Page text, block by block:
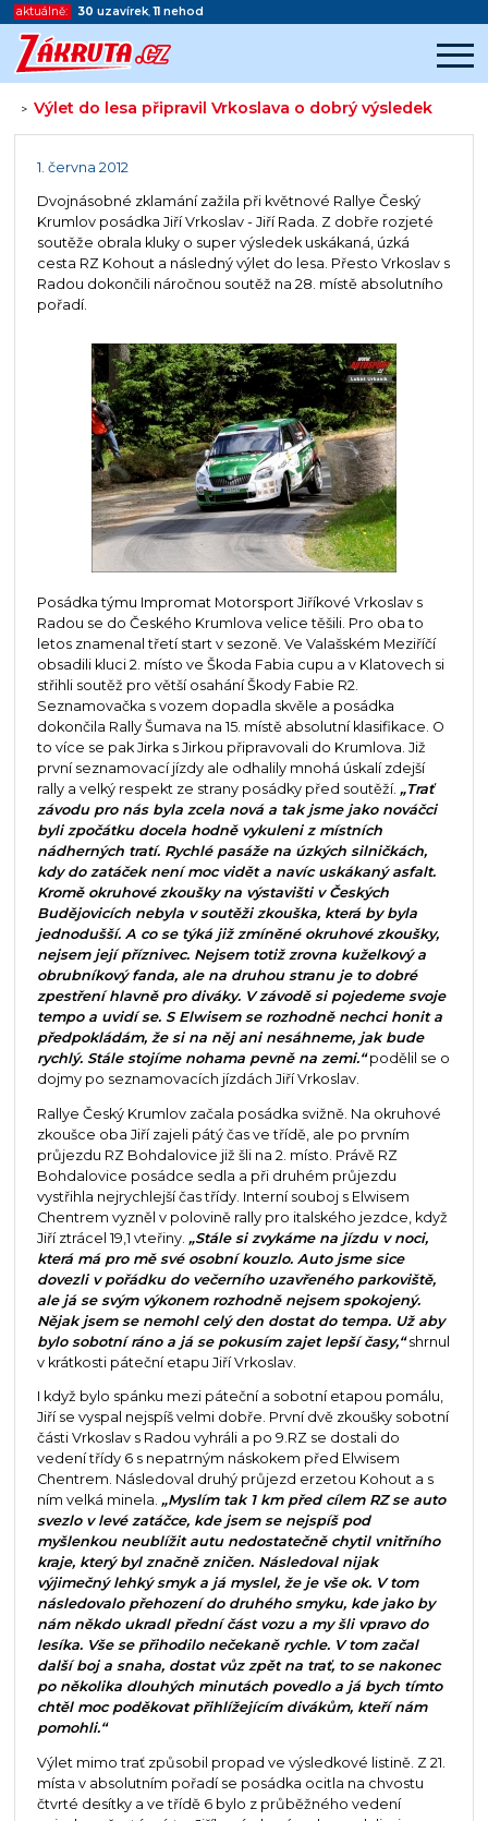
aktuálně: 30 uzavírek,11 nehod
> Výlet do lesa připravil Vrkoslava o dobrý výsledek
Začátek reklamy
1. června 2012
Dvojnásobné zklamání zažila při květnové Rallye Český
Krumlov posádka Jiří Vrkoslav - Jiří Rada. Z dobře rozjeté
soutěže obrala kluky o super výsledek uskákaná, úzká
cesta RZ Kohout a následný výlet do lesa. Přesto Vrkoslav s
Radou dokončili náročnou soutěž na 28. místě absolutního
pořadí.
Posádka týmu Impromat Motorsport Jiříkové Vrkoslav s
Radou se do Českého Krumlova velice těšili. Pro oba to
letos znamenal třetí start v sezoně. Ve Valašském Meziříčí
obsadili kluci 2. místo ve Škoda Fabia cupu a v Klatovech si
střihli soutěž pro větší osahání Škody Fabie R2.
Seznamovačka s vozem dopadla skvěle a posádka
dokončila Rally Šumava na 15. místě absolutní klasifikace. O
to více se pak Jirka s Jirkou připravovali do Krumlova. Již
první seznamovací jízdy ale odhalily mnohá úskalí zdejší
rally a velký respekt ze strany posádky před soutěží. „Trať
závodu pro nás byla zcela nová a tak jsme jako nováčci
byli zpočátku docela hodně vykuleni z místních
nádherných tratí. Rychlé pasáže na úzkých silničkách,
kdy do zatáček není moc vidět a navíc uskákaný asfalt.
Kromě okruhové zkoušky na výstavišti v Českých
Budějovicích nebyla v soutěži zkouška, která by byla
jednodušší. A co se týká již zmíněné okruhové zkoušky,
nejsem její příznivec. Nejsem totiž zrovna kuželkový a
obrubníkový fanda, ale na druhou stranu je to dobré
zpestření hlavně pro diváky. V závodě si pojedeme svoje
tempo a uvidí se. S Elwisem se rozhodně nechci honit a
předpokládám, že si na něj ani nesáhneme, jak bude
rychlý. Stále stojíme nohama pevně na zemi.“podělil se o
dojmy po seznamovacích jízdách Jiří Vrkoslav.
Rallye Český Krumlov začala posádka svižně. Na okruhové
zkoušce oba Jiří zajeli pátý čas ve třídě, ale po prvním
průjezdu RZ Bohdalovice již šli na 2. místo. Právě RZ
Bohdalovice posádce sedla a při druhém průjezdu
vystřihla nejrychlejší čas třídy. Interní souboj s Elwisem
Chentrem vyzněl v polovině rally pro italského jezdce, když
Jiří ztrácel 19,1 vteřiny. „Stále si zvykáme na jízdu v noci,
která má pro mě své osobní kouzlo. Auto jsme sice
dovezli v pořádku do večerního uzavřeného parkoviště,
ale já se svým výkonem rozhodně nejsem spokojený.
Nějak jsem se nemohl celý den dostat do tempa. Už aby
bylo sobotní ráno a já se pokusím zajet lepší časy,“shrnul
v krátkosti páteční etapu Jiří Vrkoslav.
I když bylo spánku mezi páteční a sobotní etapou pomálu,
Jiří se vyspal nejspíš velmi dobře. První dvě zkoušky sobotní
části Vrkoslav s Radou vyhráli a po 9.RZ se dostali do
vedení třídy 6 s nepatrným náskokem před Elwisem
Chentrem. Následoval druhý průjezd erzetou Kohout a s
ním velká minela. „Myslím tak 1 km před cílem RZ se auto
svezlo v levé zatáčce, kde jsem se nejspíš pod
myšlenkou neublížit autu nedostatečně chytil vnitřního
kraje, který byl značně zničen. Následoval nijak
výjimečný lehký smyk a já myslel, že je vše ok. V tom
následovalo přehození do druhého smyku, kde jako by
nám někdo ukradl přední část vozu a my šli vpravo do
lesíka. Vše se přihodilo nečekaně rychle. V tom začal
další boj a snaha, dostat vůz zpět na trať, to se nakonec
po několika dlouhých minutách povedlo a já bych tímto
chtěl moc poděkovat přihlížejícím divákům, kteří nám
pomohli.“
Výlet mimo trať způsobil propad ve výsledkové listině. Z 21.
místa v absolutním pořadí se posádka ocitla na chvostu
čtvrté desítky a ve třídě 6 bylo z průběžného vedení